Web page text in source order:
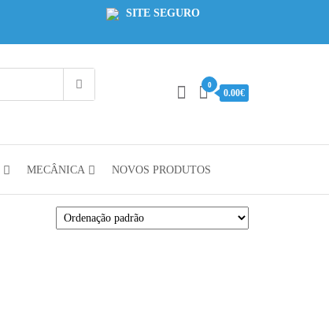
SITE SEGURO
0
0.00€
MECÂNICA NOVOS PRODUTOS